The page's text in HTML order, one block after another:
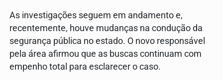
As investigações seguem em andamento e,
recentemente, houve mudanças na condução da
segurança pública no estado. O novo responsável
pela área afirmou que as buscas continuam com
empenho total para esclarecer o caso.